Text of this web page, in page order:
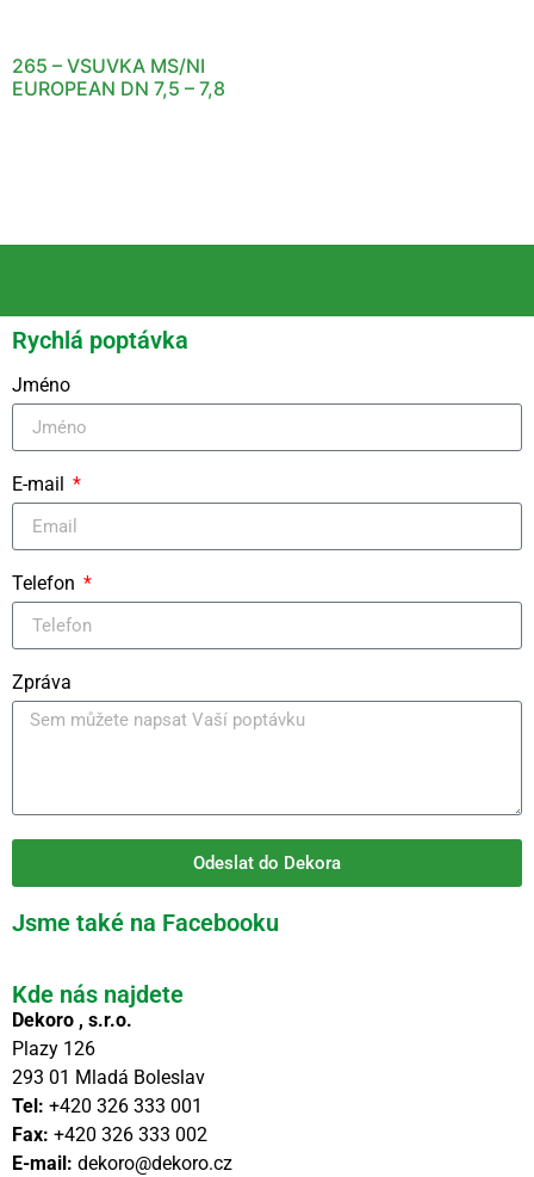
265 – VSUVKA MS/NI
EUROPEAN DN 7,5 – 7,8
Rychlá poptávka
Jméno
E-mail
Telefon
Zpráva
Odeslat do Dekora
Jsme také na Facebooku
Kde nás najdete
Dekoro , s.r.o.
Plazy 126
293 01 Mladá Boleslav
Tel: +420 326 333 001
Fax: +420 326 333 002
E-mail: dekoro@dekoro.cz